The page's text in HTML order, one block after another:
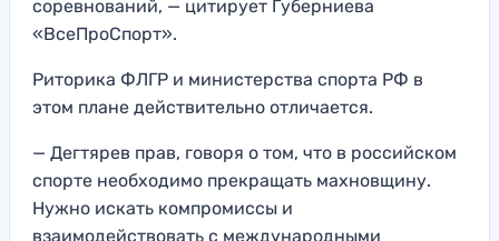
соревнований, — цитирует Губерниева
«ВсеПроСпорт».
Риторика ФЛГР и министерства спорта РФ в
этом плане действительно отличается.
— Дегтярев прав, говоря о том, что в российском
спорте необходимо прекращать махновщину.
Нужно искать компромиссы и
взаимодействовать с международными